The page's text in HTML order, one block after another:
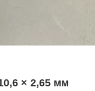
× 2,65 мм